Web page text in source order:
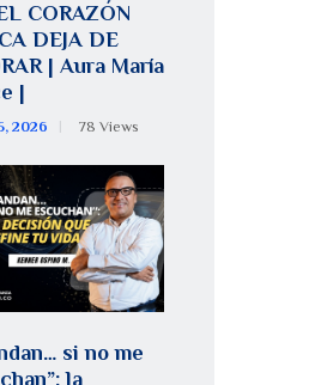
CORAZÓN
DEJA DE
| Aura María
|
2026 78 Views
si no me
la